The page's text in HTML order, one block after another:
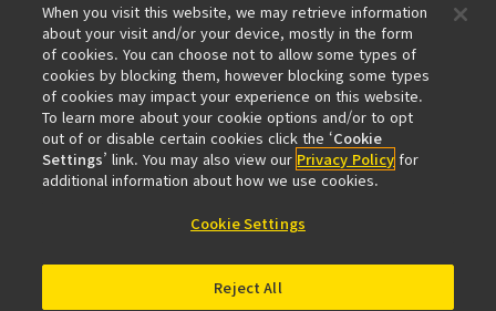
추천 링크
대물렌즈 셀렉터 Resolution CalculatorPubScopeOEM
Nikon Small World
MicroscopyU
기타 니콘 제품
카메라 및 쌍안경 관련 제품
산업용 계측 제품
When you visit this website, we may retrieve information
about your visit and/or your device, mostly in the form
of cookies. You can choose not to allow some types of
cookies by blocking them, however blocking some types
of cookies may impact your experience on this website.
To learn more about your cookie options and/or to opt
out of or disable certain cookies click the ‘Cookie
Settings’ link. You may also view our Privacy Policy for
additional information about how we use cookies.
Cookie Settings
Reject All